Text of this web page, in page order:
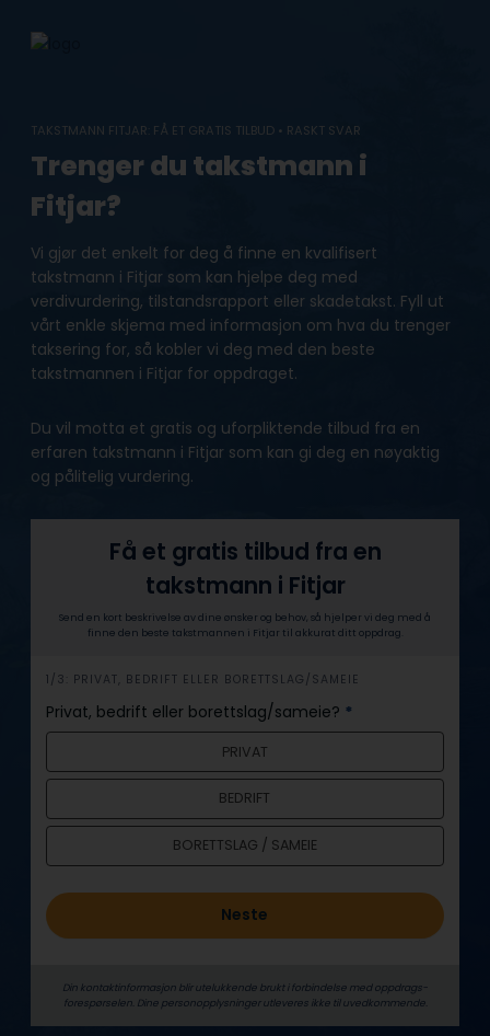
TAKSTMANN FITJAR: FÅ ET GRATIS TILBUD • RASKT SVAR
Trenger du takstmann i
Fitjar?
Vi gjør det enkelt for deg å finne en kvalifisert
takstmann i Fitjar som kan hjelpe deg med
verdivurdering, tilstandsrapport eller skadetakst. Fyll ut
vårt enkle skjema med informasjon om hva du trenger
taksering for, så kobler vi deg med den beste
takstmannen i Fitjar for oppdraget.
Du vil motta et gratis og uforpliktende tilbud fra en
erfaren takstmann i Fitjar som kan gi deg en nøyaktig
og pålitelig vurdering.
Få et gratis tilbud fra en
takstmann i Fitjar
Send en kort beskrivelse av dine ønsker og behov, så hjelper vi deg med å
finne den beste takstmannen i Fitjar til akkurat ditt oppdrag.
h
e
r
1/3: PRIVAT, BEDRIFT ELLER BORETTSLAG/SAMEIE
Privat, bedrift eller borettslag/sameie? *
PRIVAT
BEDRIFT
BORETTSLAG / SAMEIE
Neste
Din kontaktinformasjon blir utelukkende brukt i forbindelse med oppdrags­
forespørselen. Dine person­­opplysninger utleveres ikke til uvedkommende.